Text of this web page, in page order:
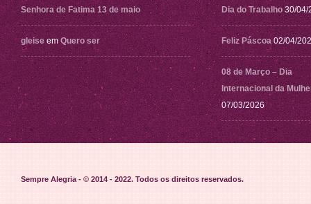
Senhora de Fatima 13 de maio
gleise em Quero ser
Dia do Trabalho 30/04/
Feliz Páscoa 02/04/
08 de Março – Dia
Internacional da
07/03/2026
Sempre Alegria - © 2014 - 2022. Todos os direitos reservados.